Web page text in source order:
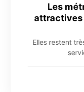
Les
attractives
Elles restent